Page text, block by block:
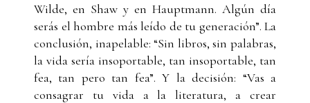
Wilde, en Shaw y en Hauptmann. Algún día
serás el hombre más leído de tu generación”. La
conclusión, inapelable: “Sin libros, sin palabras,
la vida sería insoportable, tan insoportable, tan
fea, tan pero tan fea”. Y la decisión: “Vas a
consagrar tu vida a la literatura, a crear